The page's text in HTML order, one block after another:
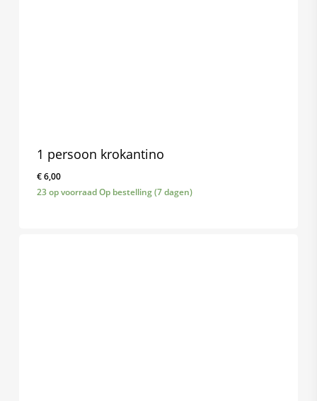
1 persoon krokantino
€6,00
23 op voorraad Op bestelling (7 dagen)